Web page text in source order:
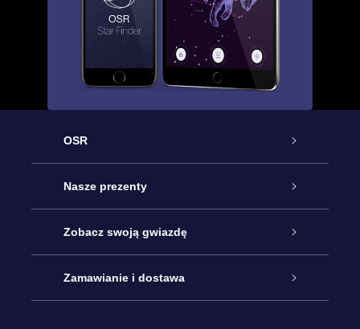
OSR
Obsługa
Kontakt
Blog
Nasze prezenty
Podarunek Gwiazda Online
Pakiet Podarunkowy OSR
Zobacz swoją gwiazdę
Rejestr Gwiazd
Zamawianie i dostawa